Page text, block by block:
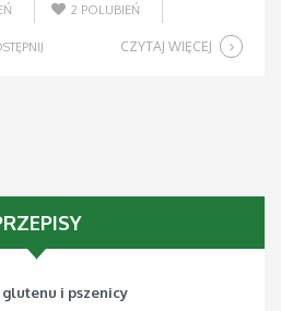
2 POLUBIEŃ
CZYTAJ WIĘCEJ
i pszenicy